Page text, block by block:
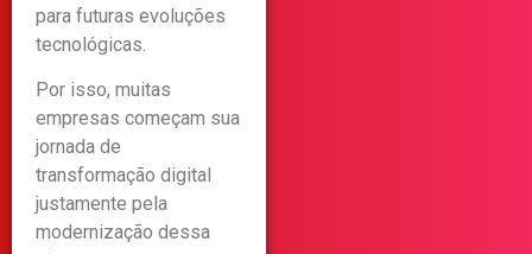
para futuras evoluções
tecnológicas.
Por isso, muitas
empresas começam sua
jornada de
transformação digital
justamente pela
modernização dessa